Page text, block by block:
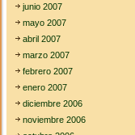
junio 2007
mayo 2007
abril 2007
marzo 2007
febrero 2007
enero 2007
diciembre 2006
noviembre 2006